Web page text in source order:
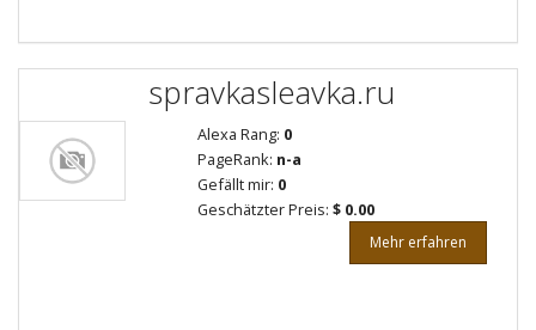
spravkasleavka.ru
Alexa Rang: 0
PageRank: n-a
Gefällt mir: 0
Geschätzter Preis: $ 0.00
Mehr erfahren